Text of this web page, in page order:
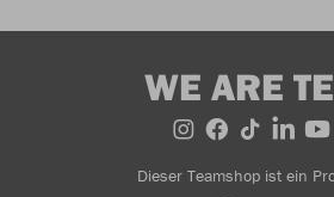
WE ARE
Dieser Teamshop ist ein